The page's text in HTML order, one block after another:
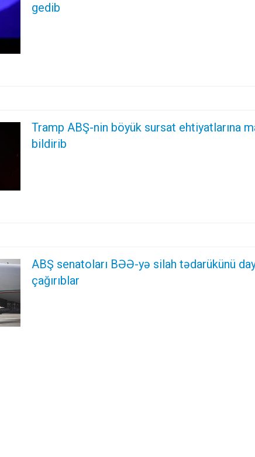
gedib
Tramp ABŞ-nin böyük sursat ehtiyatlarına
bildirib
ABŞ senatoları BƏƏ-yə silah tədarükünü
çağırıblar